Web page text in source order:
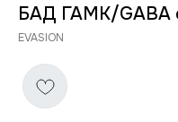
БАД ГАМК/GABA
EVASION